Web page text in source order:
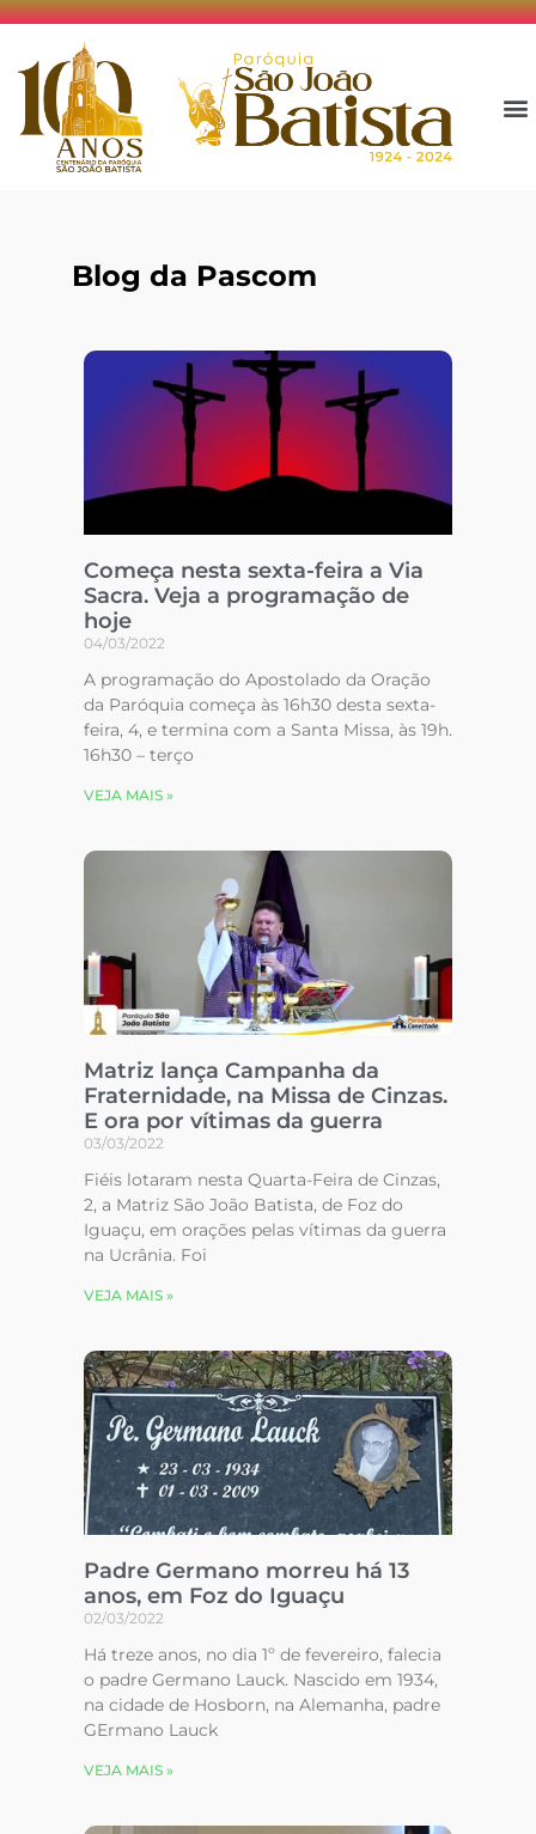
Blog da Pascom
Começa nesta sexta-feira a Via
Sacra. Veja a programação de
hoje
04/03/2022
A programação do Apostolado da Oração
da Paróquia começa às 16h30 desta sexta-
feira, 4, e termina com a Santa Missa, às 19h.
16h30 – terço
VEJA MAIS »
Matriz lança Campanha da
Fraternidade, na Missa de Cinzas.
E ora por vítimas da guerra
03/03/2022
Fiéis lotaram nesta Quarta-Feira de Cinzas,
2, a Matriz São João Batista, de Foz do
Iguaçu, em orações pelas vítimas da guerra
na Ucrânia. Foi
VEJA MAIS »
Padre Germano morreu há 13
anos, em Foz do Iguaçu
02/03/2022
Há treze anos, no dia 1º de fevereiro, falecia
o padre Germano Lauck. Nascido em 1934,
na cidade de Hosborn, na Alemanha, padre
GErmano Lauck
VEJA MAIS »